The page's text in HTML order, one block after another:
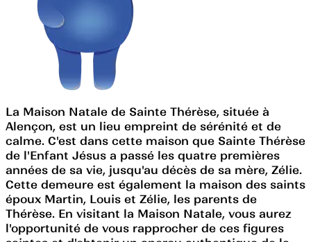
La Maison Natale de Sainte Thérèse, située à
Alençon, est un lieu empreint de sérénité et de
calme. C'est dans cette maison que Sainte Thérèse
de l'Enfant Jésus a passé les quatre premières
années de sa vie, jusqu'au décès de sa mère, Zélie.
Cette demeure est également la maison des saints
époux Martin, Louis et Zélie, les parents de
Thérèse. En visitant la Maison Natale, vous aurez
l'opportunité de vous rapprocher de ces figures